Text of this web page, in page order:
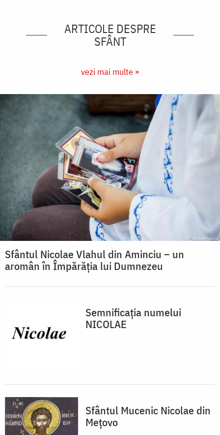
ARTICOLE DESPRE
SFÂNT
vezi mai multe »
Sfântul Nicolae Vlahul din Aminciu – un
aromân în Împărăția lui Dumnezeu
Semnificația numelui
NICOLAE
Sfântul Mucenic Nicolae din
Meţovo